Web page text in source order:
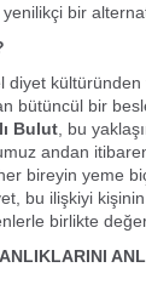
bir
diyet
bütüncül bir
Bulut , bu
andan
bireyin yeme
bu ilişkiyi
birlikte